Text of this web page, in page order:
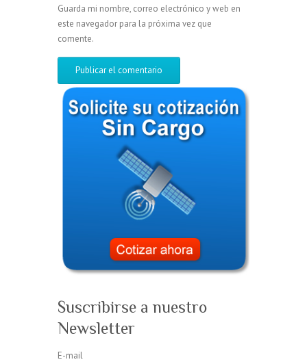
Guarda mi nombre, correo electrónico y web en
este navegador para la próxima vez que
comente.
Suscribirse a nuestro
Newsletter
E-mail